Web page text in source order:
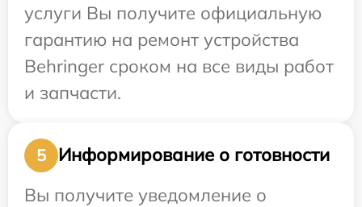
услуги Вы получите официальную
гарантию на ремонт устройства
Behringer сроком на все виды работ
и запчасти.
5
Информирование о готовности
Вы получите уведомление о